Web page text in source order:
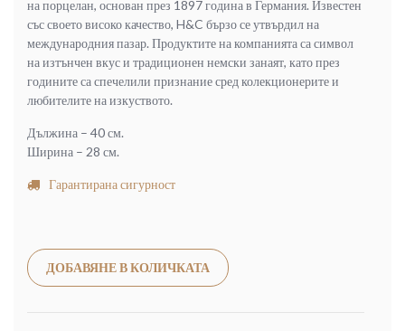
на порцелан, основан през 1897 година в Германия. Известен
със своето високо качество, H&C бързо се утвърдил на
международния пазар. Продуктите на компанията са символ
на изтънчен вкус и традиционен немски занаят, като през
годините са спечелили признание сред колекционерите и
любителите на изкуството.
Дължина – 40 см.
Ширина – 28 см.
Гарантирана сигурност
ДОБАВЯНЕ В КОЛИЧКАТА